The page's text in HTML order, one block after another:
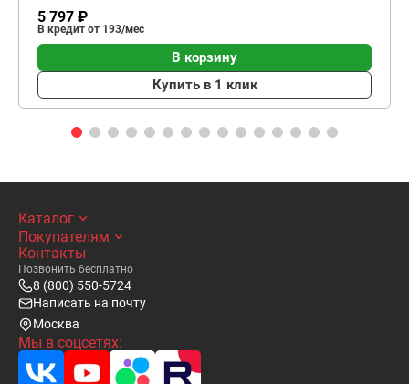
5 797 ₽
В кредит от 193/мес
В корзину
Купить в 1 клик
Каталог
Покупателям
Контакты
Позвонить бесплатно
8 (800) 550-5724
Написать на почту
Москва
Мы в соцсетях: